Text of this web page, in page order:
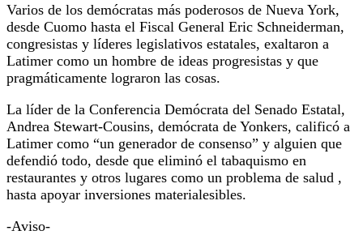
Varios de los demócratas más poderosos de Nueva York,
desde Cuomo hasta el Fiscal General Eric Schneiderman,
congresistas y líderes legislativos estatales, exaltaron a
Latimer como un hombre de ideas progresistas y que
pragmáticamente lograron las cosas.
La líder de la Conferencia Demócrata del Senado Estatal,
Andrea Stewart-Cousins, demócrata de Yonkers, calificó a
Latimer como “un generador de consenso” y alguien que
defendió todo, desde que eliminó el tabaquismo en
restaurantes y otros lugares como un problema de salud ,
hasta apoyar inversiones materialesibles.
-Aviso-